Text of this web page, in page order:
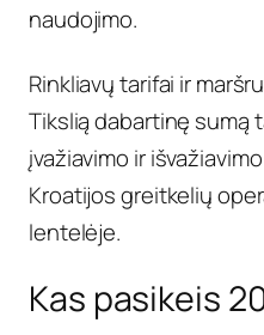
naudojimo.
Rinkliavų tarifai ir
Tikslią dabartinę sumą
įvažiavimo ir
Kroatijos greitkelių
lentelėje.
Kas pasikeis